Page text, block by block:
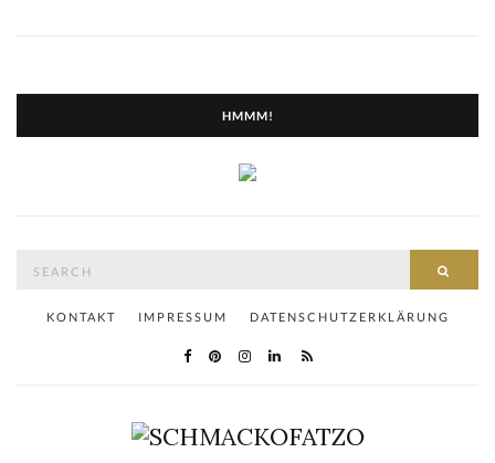
HMMM!
KONTAKT IMPRESSUM DATENSCHUTZERKLÄRUNG